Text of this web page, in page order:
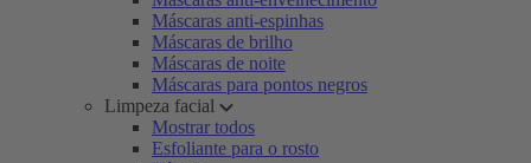
Máscaras anti-espinhas
Máscaras de brilho
Máscaras de noite
Máscaras para pontos negros
Limpeza facial
Mostrar todos
Esfoliante para o rosto